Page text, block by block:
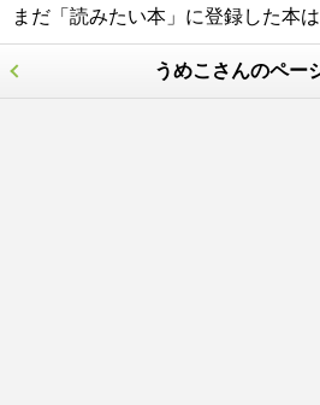
まだ「読みたい本」に登録した本は
うめこさんのペー